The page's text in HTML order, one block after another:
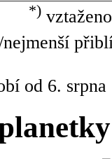
*)
od 6.